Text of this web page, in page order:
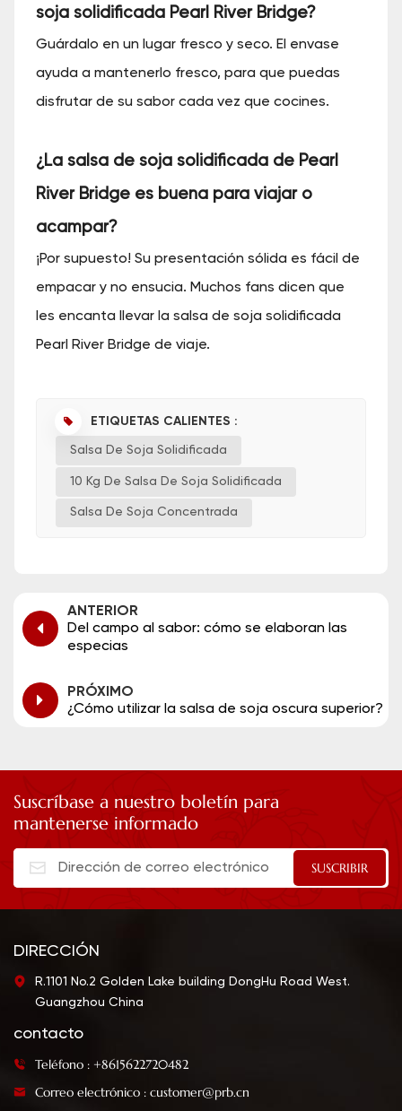
soja solidificada Pearl River Bridge?
Guárdalo en un lugar fresco y seco. El envase
ayuda a mantenerlo fresco, para que puedas
disfrutar de su sabor cada vez que cocines.
¿La salsa de soja solidificada de Pearl
River Bridge es buena para viajar o
acampar?
¡Por supuesto! Su presentación sólida es fácil de
empacar y no ensucia. Muchos fans dicen que
les encanta llevar la salsa de soja solidificada
Pearl River Bridge de viaje.
ETIQUETAS CALIENTES :
Salsa De Soja Solidificada
10 Kg De Salsa De Soja Solidificada
Salsa De Soja Concentrada
ANTERIOR
Del campo al sabor: cómo se elaboran las
especias
PRÓXIMO
¿Cómo utilizar la salsa de soja oscura superior?
Suscríbase a nuestro boletín para
mantenerse informado
DIRECCIÓN
R.1101 No.2 Golden Lake building DongHu Road West.
Guangzhou China
contacto
Teléfono : +8615622720482
Correo electrónico : customer@prb.cn